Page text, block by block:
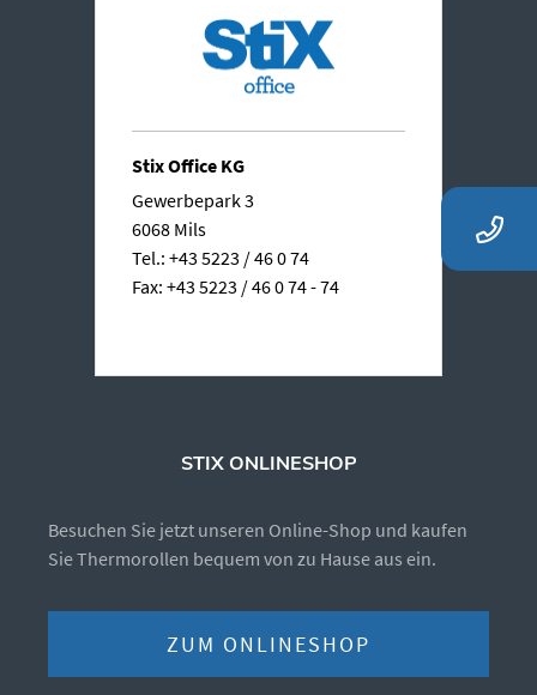
Stix Office KG
Gewerbepark 3
6068 Mils
Tel.: +43 5223 / 46 0 74
Fax: +43 5223 / 46 0 74 - 74
STIX ONLINESHOP
Besuchen Sie jetzt unseren Online-Shop und kaufen
Sie Thermorollen bequem von zu Hause aus ein.
ZUM ONLINESHOP